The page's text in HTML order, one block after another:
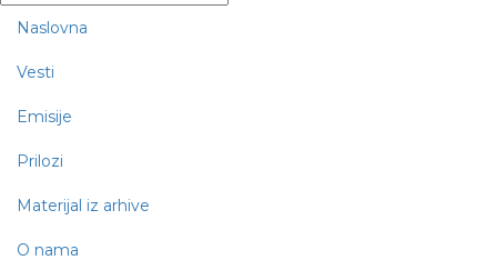
Naslovna
Vesti
Emisije
Prilozi
Materijal iz arhive
O nama